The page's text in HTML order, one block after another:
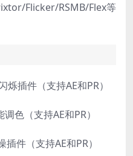
Flicker/RSMB/Flex等
插件（支持AE和PR）
色（支持AE和PR）
件（支持AE和PR）